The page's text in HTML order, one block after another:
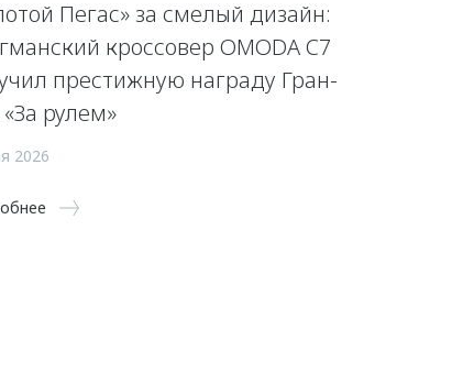
Пегас» за смелый дизайн:
кроссовер OMODA C7
престижную награду Гран-
рулем»
2026